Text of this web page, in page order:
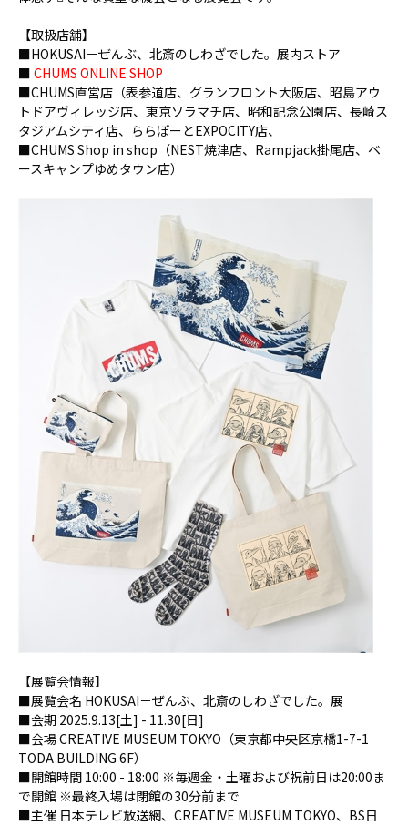
【取扱店舗】
■HOKUSAI－ぜんぶ、北斎のしわざでした。展内ストア
■ CHUMS ONLINE SHOP
■CHUMS直営店（表参道店、グランフロント大阪店、昭島アウ
トドアヴィレッジ店、東京ソラマチ店、昭和記念公園店、長崎ス
タジアムシティ店、ららぽーとEXPOCITY店、
■CHUMS Shop in shop（NEST焼津店、Rampjack掛尾店、ベ
ースキャンプゆめタウン店）
【展覧会情報】
■展覧会名 HOKUSAI－ぜんぶ、北斎のしわざでした。展
■会期 2025.9.13[土] - 11.30[日]
■会場 CREATIVE MUSEUM TOKYO（東京都中央区京橋1-7-1
TODA BUILDING 6F）
■開館時間 10:00 - 18:00 ※毎週⾦・土曜および祝前日は20:00ま
で開館 ※最終入場は閉館の30分前まで
■主催 日本テレビ放送網、CREATIVE MUSEUM TOKYO、BS日